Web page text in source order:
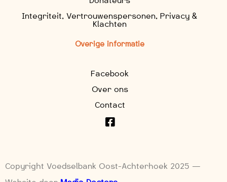
Integriteit, Vertrouwenspersonen, Privacy &
Klachten
Overige informatie
Facebook
Over ons
Contact
Copyright Voedselbank Oost-Achterhoek 2025 —